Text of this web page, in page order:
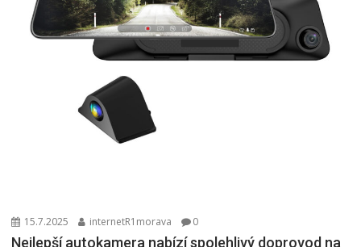
15.7.2025 internetR1morava 0
Nejlepší autokamera nabízí spolehlivý doprovod na